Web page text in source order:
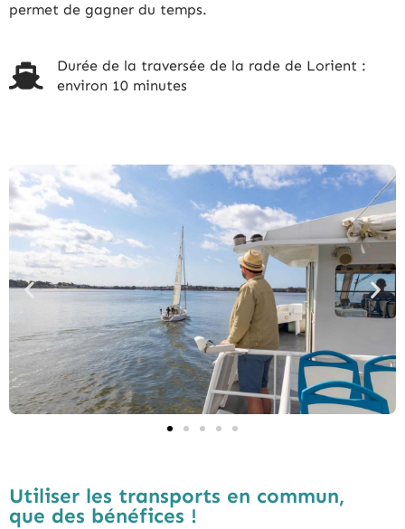
permet de gagner du temps.
Durée de la traversée de la rade de Lorient :
environ 10 minutes
Utiliser les transports en commun,
que des bénéfices !